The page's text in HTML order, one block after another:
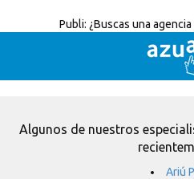
Publi: ¿Buscas una
Algunos de nuestros
Ariú